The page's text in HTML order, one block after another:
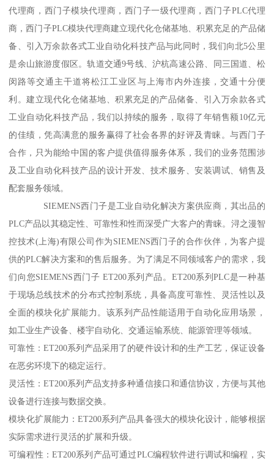
代理商，西门子模块代理商，西门子一级代理商，西门子PLC代理
商，西门子PLC模块代理商建立现代化仓储基地、积累充足的产品储
备、引入万余款各式工业自动化科技产品与此同时，我们向北5公里
是余山旅游度假区。轨道交通9号线、沪杭高速公路、同三国道、松
闵路等交通主干道将松江工业区与上海市内外连接，交通十分便
利。建立现代化仓储基地、积累充足的产品储备、引入万余款各式
工业自动化科技产品，我们以持续的服务，取得了年销售额10亿元
的佳绩，凭高满意的服务赢得了社会各界的好评及青睐。与西门子
合作，只为能给中国的客户提供值得服务体系，我们的业务范围涉
及工业自动化科技产品的设计开发、技术服务、安装调试、销售及
配套服务领域。
SIEMENS西门子是工业自动化解决方案供应商，其出品的
PLC产品以其稳定性、可靠性和性而深受广大客户的青睐。浔之漫智
控技术(上海)有限公司作为SIEMENS西门子的合作伙伴，为客户提
供的PLC解决方案和的售后服务。为了满足不同领域客户的需求，我
们向您SIEMENS西门子 ET200系列产品。ET200系列PLC是一种基
于现场总线技术的分布式控制系统，具备高度可靠性、灵活性以及
全面的模块化扩展能力。该系列产品性能适用于自动化应用场景，
如工业生产设备、楼宇自动化、交通运输系统、能源管理等领域。
可靠性：ET200系列产品采用了的硬件设计和的生产工艺，保证设备
在恶劣环境下的稳定运行。
灵活性：ET200系列产品支持多种通信接口和通信协议，方便与其他
设备进行连接与数据交换。
模块化扩展能力：ET200系列产品具备强大的模块化设计，能够根据
实际需求进行灵活的扩展和升级。
可编程性：ET200系列产品可通过PLC编程软件进行调试和编程，实